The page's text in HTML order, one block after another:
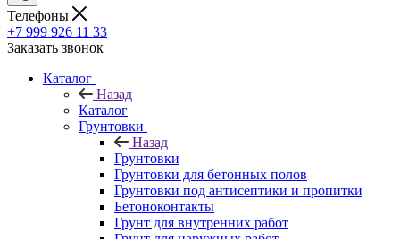
Телефоны
+7 999 926 11 33
Заказать звонок
Каталог
Назад
Каталог
Грунтовки
Назад
Грунтовки
Грунтовки для бетонных полов
Грунтовки под антисептики и пропитки
Бетоноконтакты
Грунт для внутренних работ